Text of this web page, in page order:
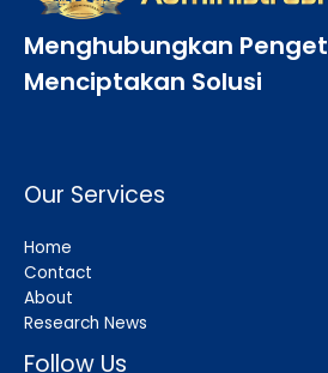
Menghubungkan
Menciptakan Solusi
Our Services
Home
Contact
About
Research News
Follow Us